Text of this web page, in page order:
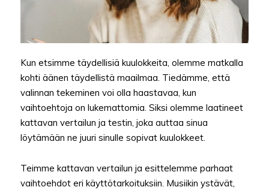
Kun etsimme täydellisiä kuulokkeita, olemme matkalla
kohti äänen täydellistä maailmaa. Tiedämme, että
valinnan tekeminen voi olla haastavaa, kun
vaihtoehtoja on lukemattomia. Siksi olemme laatineet
kattavan vertailun ja testin, joka auttaa sinua
löytämään ne juuri sinulle sopivat kuulokkeet.
Teimme kattavan vertailun ja esittelemme parhaat
vaihtoehdot eri käyttötarkoituksiin. Musiikin ystävät,